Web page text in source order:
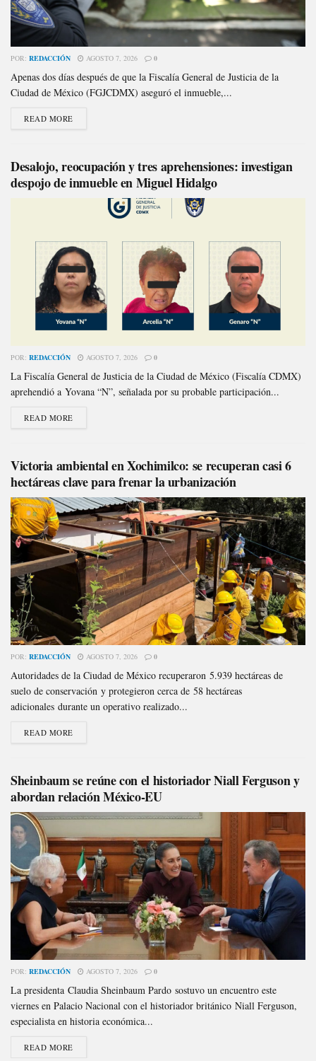
POR: REDACCIÓN AGOSTO 7, 2026 0
Apenas dos días después de que la Fiscalía General de Justicia de la
Ciudad de México (FGJCDMX) aseguró el inmueble,...
READ MORE
Desalojo, reocupación y tres aprehensiones: investigan
despojo de inmueble en Miguel Hidalgo
POR: REDACCIÓN AGOSTO 7, 2026 0
La Fiscalía General de Justicia de la Ciudad de México (Fiscalía CDMX)
aprehendió a Yovana “N”, señalada por su probable participación...
READ MORE
Victoria ambiental en Xochimilco: se recuperan casi 6
hectáreas clave para frenar la urbanización
POR: REDACCIÓN AGOSTO 7, 2026 0
Autoridades de la Ciudad de México recuperaron 5.939 hectáreas de
suelo de conservación y protegieron cerca de 58 hectáreas
adicionales durante un operativo realizado...
READ MORE
Sheinbaum se reúne con el historiador Niall Ferguson y
abordan relación México-EU
POR: REDACCIÓN AGOSTO 7, 2026 0
La presidenta Claudia Sheinbaum Pardo sostuvo un encuentro este
viernes en Palacio Nacional con el historiador británico Niall Ferguson,
especialista en historia económica...
READ MORE